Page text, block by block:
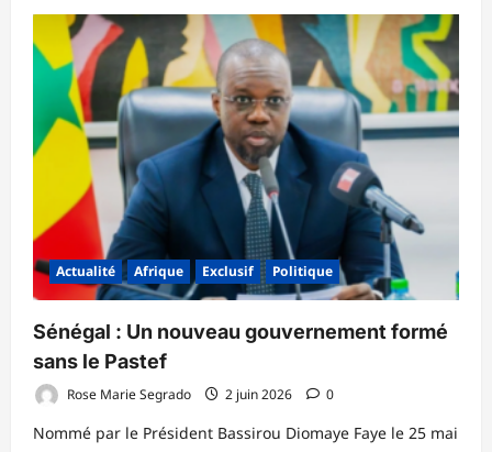
sur
Albiweek
2026
l’AFAB
en
croisade
contre
stigmatisation
des
personnes
atteintes
d’albinisme
Actualité Afrique Exclusif Politique
Sénégal : Un nouveau gouvernement formé
sans le Pastef
Rose Marie Segrado 2 juin 2026 0
Nommé par le Président Bassirou Diomaye Faye le 25 mai